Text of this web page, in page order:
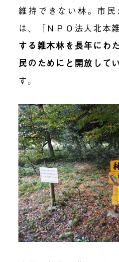
維持できない林。市
は、「ＮＰＯ法人北本
する雑木林を長年にわ
民のためにと開放して
す。